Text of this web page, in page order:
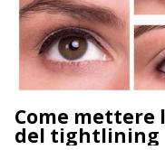
Come mettere
del tightlining |